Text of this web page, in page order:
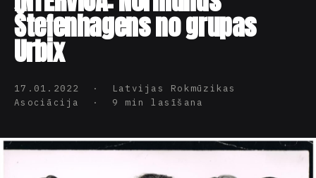
Štefenhagens no grupas
Urbix
17.01.2022 · Latvijas Rokmūzikas
Asociācija · 9 min lasīšana